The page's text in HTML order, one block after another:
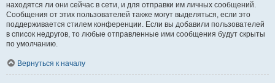
находятся ли они сейчас в сети, и для отправки им личных сообщений.
Сообщения от этих пользователей также могут выделяться, если это
поддерживается стилем конференции. Если вы добавили пользователей
в список недругов, то любые отправленные ими сообщения будут скрыты
по умолчанию.
Вернуться к началу